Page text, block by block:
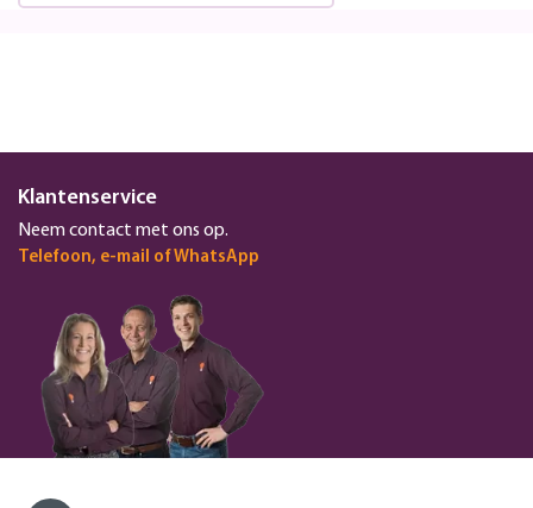
Klantenservice
Neem contact met ons op.
Telefoon, e-mail of WhatsApp